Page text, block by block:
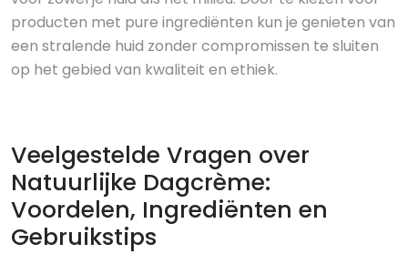
producten met pure ingrediënten kun je genieten van
een stralende huid zonder compromissen te sluiten
op het gebied van kwaliteit en ethiek.
Veelgestelde Vragen over
Natuurlijke Dagcrème:
Voordelen, Ingrediënten en
Gebruikstips